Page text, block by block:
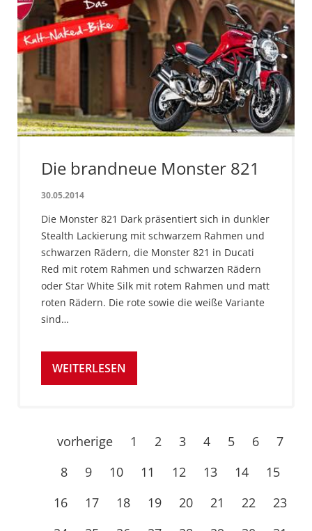
Die brandneue Monster 821
30.05.2014
Die Monster 821 Dark präsentiert sich in dunkler
Stealth Lackierung mit schwarzem Rahmen und
schwarzen Rädern, die Monster 821 in Ducati
Red mit rotem Rahmen und schwarzen Rädern
oder Star White Silk mit rotem Rahmen und matt
roten Rädern. Die rote sowie die weiße Variante
sind…
WEITERLESEN
vorherige 1 2 3 4 5 6
7
8
9 10 11 12 13 14
15
16
17 18 19 20 21 22
23